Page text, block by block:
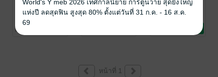
valentine
(English Ver.)
Patrick
Rangsimant
มันต์
นิยายวาย Boy
Love / Yaoi
8 Rating
boyfriend
Patrick
มันต์
Love / Yaoi
you
Patrick
มันต์
Love / Yaoi
หน้าที่ 1
World's Y meb 2026 เทศกาลนิยาย การ์ตูนวาย สุดยิ่งใหญ่
แห่งปี ลดสุดฟิน สูงสุด 80% ตั้งแต่วันที่ 31 ก.ค. - 16 ส.ค.
69